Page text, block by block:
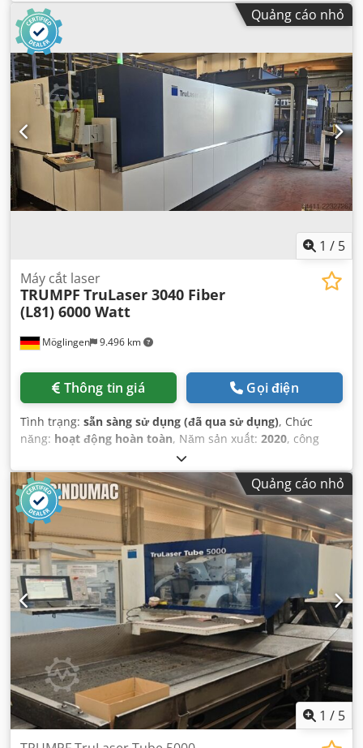
Quảng cáo nhỏ
1 / 5
Möglingen 9.496 km
Máy cắt laser
TRUMPF TruLaser 3040 Fiber
(L81) 6000 Watt
Thông tin giá Gọi điện
Tình trạng: sẵn sàng sử dụng (đã qua sử dụng), Chức
năng: hoạt động hoàn toàn, Năm sản xuất: 2020, công
Quảng cáo nhỏ
1 / 5